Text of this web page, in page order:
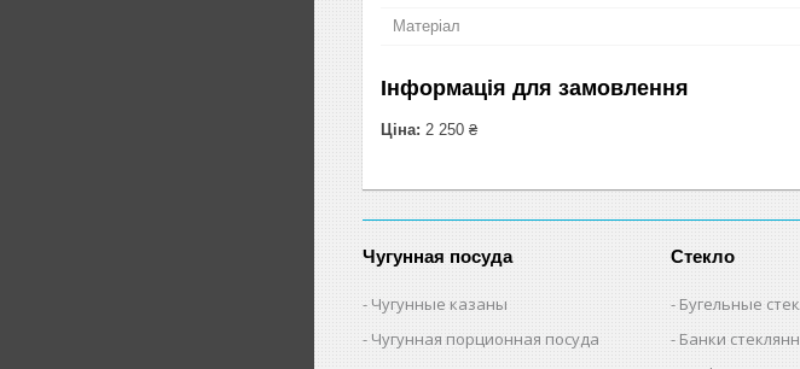
Матеріал
Інформація для замовлення
Ціна: 2 250 ₴
Чугунная посуда
Чугунные казаны
Чугунная порционная посуда
Стекло
Бугельные
Банки